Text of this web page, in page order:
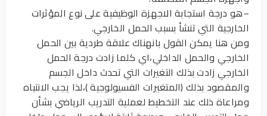
–هو درجة استجابة الاجهزة الوظيفية على نوع المؤثرات
الخارجية التي تنشأ بسبب الحمل الخارجي.
ومن هنا يمكن القول بانهناك علاقة طردية بين الحمل
الخارجي والحمل الداخلي،اي كلما زادت درجة الحمل
الخارجي زادت بذلك التغيرات التي تحدث داخل الجسم
والمقصود بذلك (المتغيرات الفسيولوجية )،لذا يجب الانتباه
ومراعاة ذلك عند التخطيط لعملية التدريب الرياضي بشأن